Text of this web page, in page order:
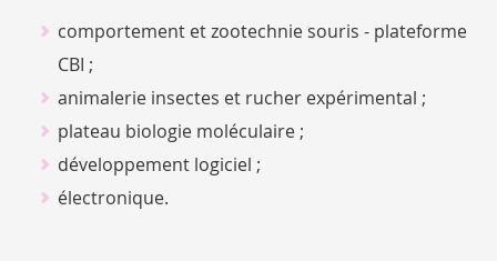
comportement et zootechnie souris - plateforme
CBI ;
animalerie insectes et rucher expérimental ;
plateau biologie moléculaire ;
développement logiciel ;
électronique.